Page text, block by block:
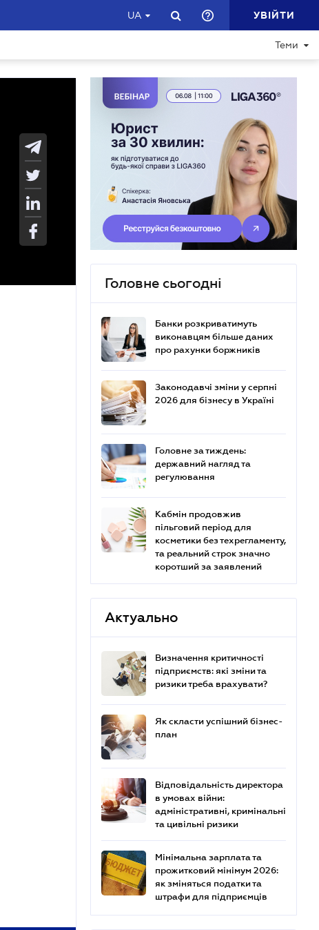
UA УВІЙТИ
Теми
Головне сьогодні
Банки розкриватимуть
виконавцям більше даних
про рахунки боржників
Законодавчі зміни у серпні
2026 для бізнесу в Україні
Головне за тиждень:
державний нагляд та
регулювання
Кабмін продовжив
пільговий період для
косметики без техрегламенту,
та реальний строк значно
коротший за заявлений
Актуально
Визначення критичності
підприємств: які зміни та
ризики треба врахувати?
Як скласти успішний бізнес-
план
Відповідальність директора
в умовах війни:
адміністративні, кримінальні
та цивільні ризики
Мінімальна зарплата та
прожитковий мінімум 2026:
як зміняться податки та
штрафи для підприємців